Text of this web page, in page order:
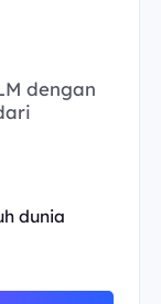
dengan
dunia